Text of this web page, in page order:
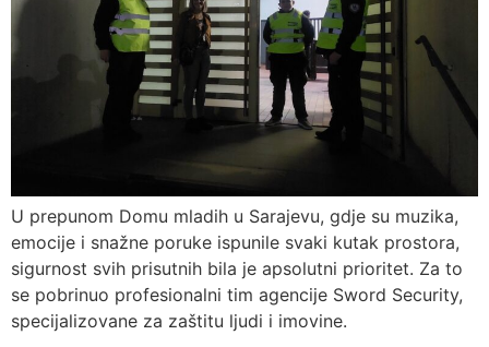
U prepunom Domu mladih u Sarajevu, gdje su muzika,
emocije i snažne poruke ispunile svaki kutak prostora,
sigurnost svih prisutnih bila je apsolutni prioritet. Za to
se pobrinuo profesionalni tim agencije Sword Security,
specijalizovane za zaštitu ljudi i imovine.